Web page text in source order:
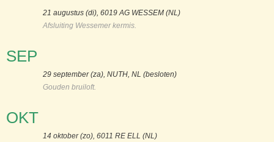
21 augustus (di), 6019 AG WESSEM (NL)
Afsluiting Wessemer kermis.
SEP
29 september (za), NUTH, NL (besloten)
Gouden bruiloft.
OKT
14 oktober (zo), 6011 RE ELL (NL)